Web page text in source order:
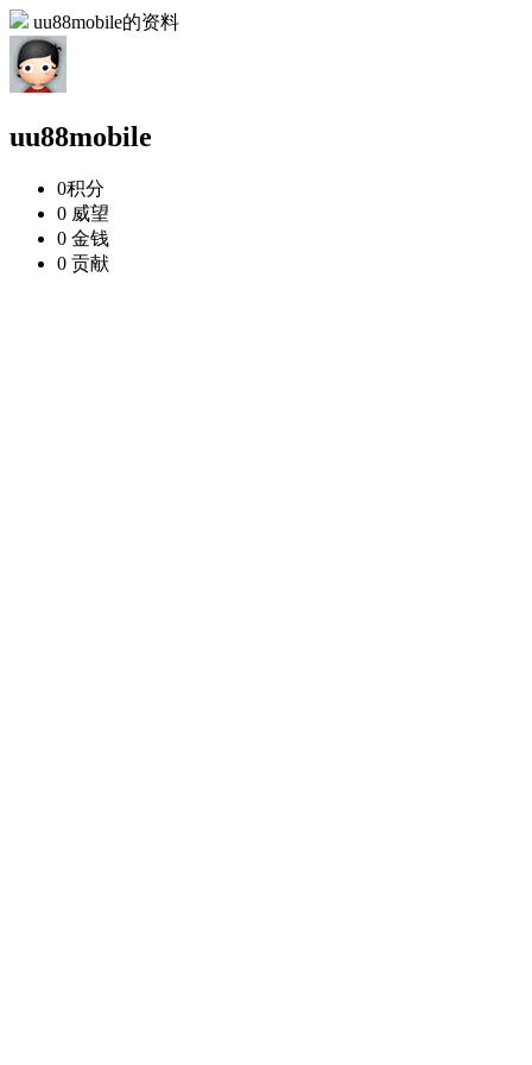
uu88mobile的资料
uu88mobile
0积分
0 威望
0 金钱
0 贡献